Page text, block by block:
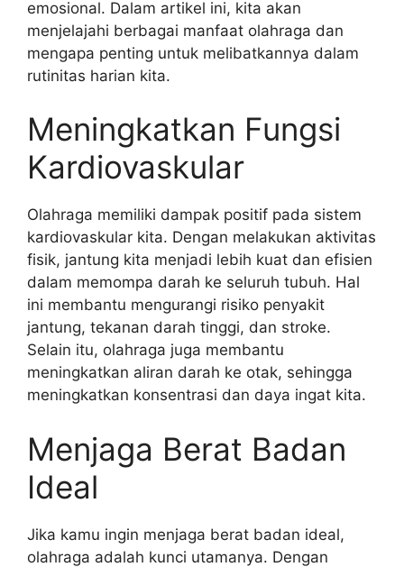
emosional. Dalam artikel ini, kita akan
menjelajahi berbagai manfaat olahraga dan
mengapa penting untuk melibatkannya dalam
rutinitas harian kita.
Meningkatkan Fungsi
Kardiovaskular
Olahraga memiliki dampak positif pada sistem
kardiovaskular kita. Dengan melakukan aktivitas
fisik, jantung kita menjadi lebih kuat dan efisien
dalam memompa darah ke seluruh tubuh. Hal
ini membantu mengurangi risiko penyakit
jantung, tekanan darah tinggi, dan stroke.
Selain itu, olahraga juga membantu
meningkatkan aliran darah ke otak, sehingga
meningkatkan konsentrasi dan daya ingat kita.
Menjaga Berat Badan
Ideal
Jika kamu ingin menjaga berat badan ideal,
olahraga adalah kunci utamanya. Dengan